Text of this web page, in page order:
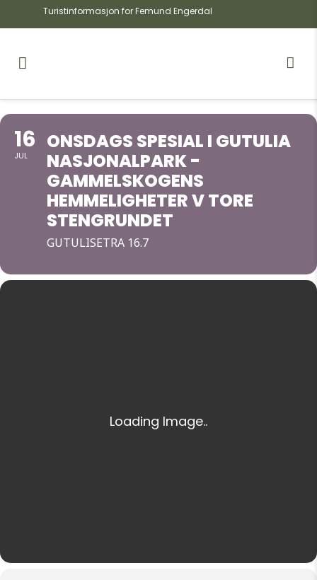
Turistinformasjon for Femund Engerdal
16
JUL
ONSDAGS SPESIAL I GUTULIA
NASJONALPARK -
GAMMELSKOGENS
HEMMELIGHETER V TORE
STENGRUNDET
GUTULISETRA 16.7